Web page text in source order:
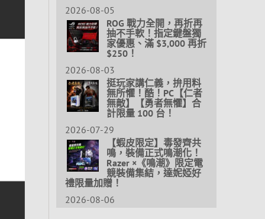
2026-08-05
ROG 戰力全開，再折再
抽不手軟！指定鍵盤獨
家優惠、滿 $3,000 再折
$250！
2026-08-03
挺玩家講仁義，拚用料
無所懼！酷！PC【仁者
無敵】【勇者無懼】合
計限量 100 台！
2026-07-29
【蝦皮限定】毒發齊共
鳴，裝備正式鳴潮化！
Razer ×《鳴潮》限定電
競裝備集結，達妮婭好
禮限量加贈！
2026-08-06